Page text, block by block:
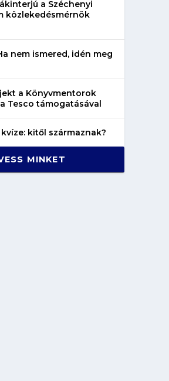
a Széchenyi
közlekedésmérnök
nem ismered, idén meg
a Könyvmentorok
Tesco támogatásával
kitől származnak?
MINKET